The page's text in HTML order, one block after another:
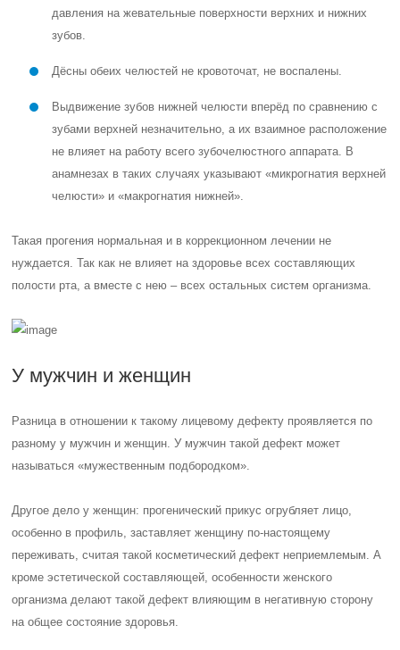
давления на жевательные поверхности верхних и нижних
зубов.
Дёсны обеих челюстей не кровоточат, не воспалены.
Выдвижение зубов нижней челюсти вперёд по сравнению с
зубами верхней незначительно, а их взаимное расположение
не влияет на работу всего зубочелюстного аппарата. В
анамнезах в таких случаях указывают «микрогнатия верхней
челюсти» и «макрогнатия нижней».
Такая прогения нормальная и в коррекционном лечении не
нуждается. Так как не влияет на здоровье всех составляющих
полости рта, а вместе с нею – всех остальных систем организма.
У мужчин и женщин
Разница в отношении к такому лицевому дефекту проявляется по
разному у мужчин и женщин. У мужчин такой дефект может
называться «мужественным подбородком».
Другое дело у женщин: прогенический прикус огрубляет лицо,
особенно в профиль, заставляет женщину по-настоящему
переживать, считая такой косметический дефект неприемлемым. А
кроме эстетической составляющей, особенности женского
организма делают такой дефект влияющим в негативную сторону
на общее состояние здоровья.